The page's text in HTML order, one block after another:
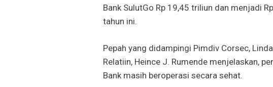
Bank SulutGo Rp 19,45 triliun dan menjadi
tahun ini.
Pepah yang didampingi Pimdiv Corsec,
Relatiin, Heince J. Rumende menjelaskan,
Bank masih beroperasi secara sehat.